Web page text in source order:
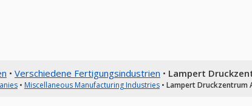
• Verschiedene Fertigungsindustrien • Lampert
• Miscellaneous Manufacturing Industries• Lampert Druckzentrum